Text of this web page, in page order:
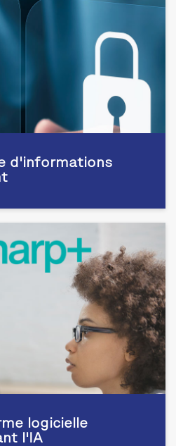
d'informations
logicielle
l'IA